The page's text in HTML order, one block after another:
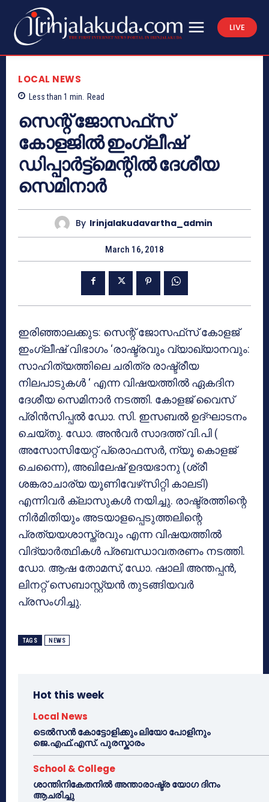
LIVE
LOCAL NEWS
Less than 1 min. Read
സെന്റ് ജോസഫ്‌സ്
കോളജില്‍ ഇംഗ്ലീഷ്
ഡിപ്പാര്‍ട്ട്‌മെന്റില്‍ ദേശീയ
സെമിനാര്‍
By Irinjalakudavartha_admin
March 16, 2018
ഇരിഞ്ഞാലക്കുട: സെന്റ് ജോസഫ്‌സ് കോളജ്
ഇംഗ്ലീഷ് വിഭാഗം ‘രാഷ്ട്രവും വ്യാഖ്യാനവും:
സാഹിത്യത്തിലെ ചരിത്ര രാഷ്ട്രീയ
നിലപാടുകള്‍ ‘ എന്ന വിഷയത്തില്‍ ഏകദിന
ദേശീയ സെമിനാര്‍ നടത്തി. കോളജ് വൈസ്
പ്രിന്‍സിപ്പല്‍ ഡോ. സി. ഇസബല്‍ ഉദ്ഘാടനം
ചെയ്തു. ഡോ. അന്‍വര്‍ സാദത്ത് വി.പി (
അസോസിയേറ്റ് പ്രൊഫസര്‍, ന്യൂ കൊളജ്
ചെന്നൈ), അഖിലേഷ് ഉദയഭാനു (ശ്രീ
ശങ്കരാചാര്യ യൂണിവേഴ്‌സിറ്റി കാലടി)
എന്നിവര്‍ ക്ലാസുകള്‍ നയിച്ചു. രാഷ്ട്രത്തിന്റെ
നിര്‍മിതിയും അടയാളപ്പെടുത്തലിന്റെ
പ്രത്യയശാസ്ത്രവും എന്ന വിഷയത്തില്‍
വിദ്യാര്‍ത്ഥികള്‍ പ്രബന്ധാവതരണം നടത്തി.
ഡോ. ആഷ തോമസ്, ഡോ. ഷാലി അന്തപ്പന്‍,
ലിനറ്റ് സെബാസ്റ്റ്യന്‍ തുടങ്ങിയവര്‍
പ്രസംഗിച്ചു.
TAGS NEWS
Hot this week
Local News
ടെൽസൻ കോട്ടോളിക്കും ലിയോ പോളിനും
ജെ.എഫ്.എസ്. പുരസ്കാരം
School & College
ശാന്തിനികേതനിൽ അന്താരാഷ്ട്ര യോഗ ദിനം
ആചരിച്ചു